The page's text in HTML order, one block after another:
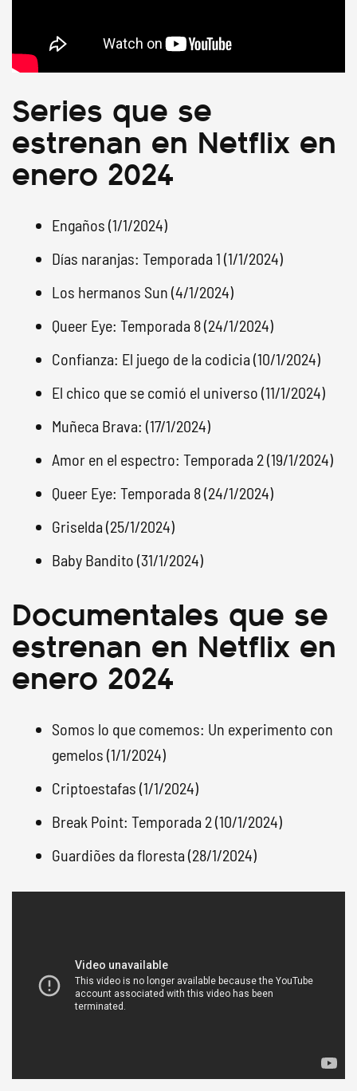
Series que se
estrenan en Netflix en
enero 2024
Engaños (1/1/2024)
Días naranjas: Temporada 1 (1/1/2024)
Los hermanos Sun (4/1/2024)
Queer Eye: Temporada 8 (24/1/2024)
Confianza: El juego de la codicia (10/1/2024)
El chico que se comió el universo (11/1/2024)
Muñeca Brava: (17/1/2024)
Amor en el espectro: Temporada 2 (19/1/2024)
Queer Eye: Temporada 8 (24/1/2024)
Griselda (25/1/2024)
Baby Bandito (31/1/2024)
Documentales que se
estrenan en Netflix en
enero 2024
Somos lo que comemos: Un experimento con
gemelos (1/1/2024)
Criptoestafas (1/1/2024)
Break Point: Temporada 2 (10/1/2024)
Guardiões da floresta (28/1/2024)